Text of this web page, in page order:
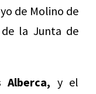
de Molino de
la Junta de
Alberca, y el